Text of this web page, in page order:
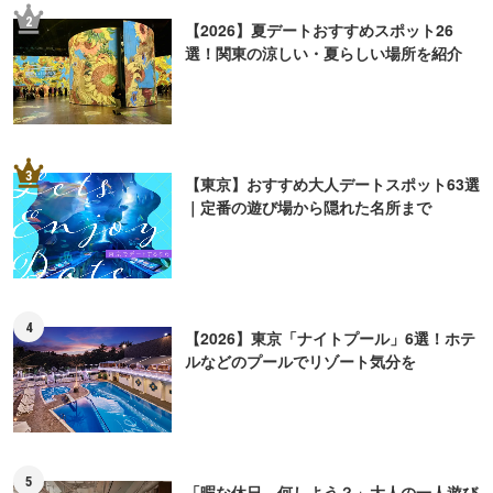
2
【2026】夏デートおすすめスポット26
選！関東の涼しい・夏らしい場所を紹介
3
【東京】おすすめ大人デートスポット63選
｜定番の遊び場から隠れた名所まで
4
【2026】東京「ナイトプール」6選！ホテ
ルなどのプールでリゾート気分を
5